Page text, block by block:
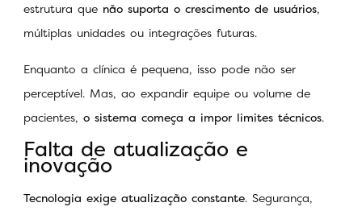
estrutura que não suporta o crescimento de usuários,
múltiplas unidades ou integrações futuras.
Enquanto a clínica é pequena, isso pode não ser
perceptível. Mas, ao expandir equipe ou volume de
pacientes, o sistema começa a impor limites técnicos.
Falta de atualização e
inovação
Tecnologia exige atualização constante. Segurança,